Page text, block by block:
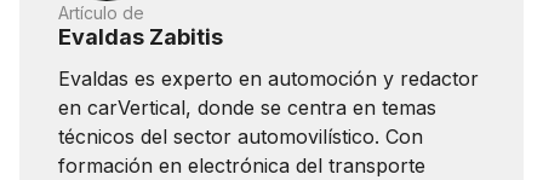
Artículo de
Evaldas Zabitis
Evaldas es experto en automoción y redactor
en carVertical, donde se centra en temas
técnicos del sector automovilístico. Con
formación en electrónica del transporte